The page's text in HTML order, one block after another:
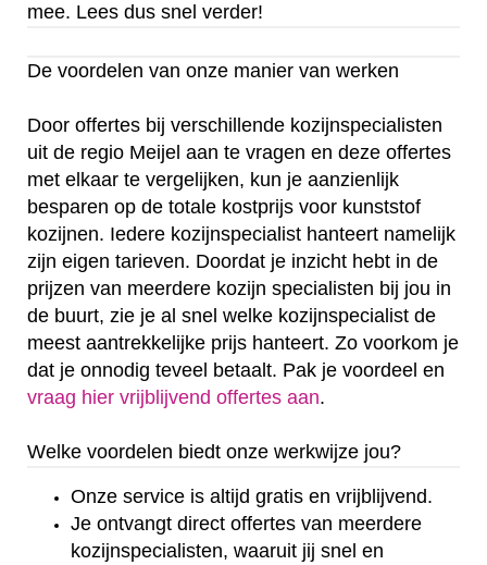
mee. Lees dus snel verder!
De voordelen van onze manier van werken
Door offertes bij verschillende kozijnspecialisten
uit de regio Meijel aan te vragen en deze offertes
met elkaar te vergelijken, kun je aanzienlijk
besparen op de totale kostprijs voor kunststof
kozijnen. Iedere kozijnspecialist hanteert namelijk
zijn eigen tarieven. Doordat je inzicht hebt in de
prijzen van meerdere kozijn specialisten bij jou in
de buurt, zie je al snel welke kozijnspecialist de
meest aantrekkelijke prijs hanteert. Zo voorkom je
dat je onnodig teveel betaalt. Pak je voordeel en
vraag hier vrijblijvend offertes aan.
Welke voordelen biedt onze werkwijze jou?
Onze service is altijd gratis en vrijblijvend.
Je ontvangt direct offertes van meerdere
kozijnspecialisten, waaruit jij snel en